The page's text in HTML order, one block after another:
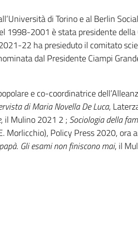
di Torino e al Berlin
1998-2001 è stata presidente
22 ha presieduto il comitato
dal Presidente Ciampi
e co-coordinatrice
di Maria Novella De Luca,
, il Mulino 2021 2 ; Sociologia della
Morlicchio), Policy Press 2020, ora
. Gli esami non finiscono mai, il